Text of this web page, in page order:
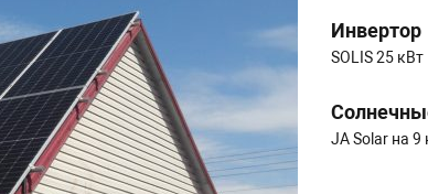
Инвертор
SOLIS 25 кВт
JA Solar на 9